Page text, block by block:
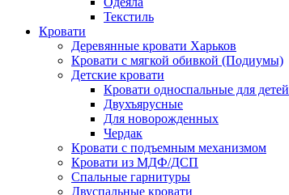
Текстиль
Кровати
Деревянные кровати Харьков
Кровати с мягкой обивкой (Подиумы)
Детские кровати
Кровати односпальные для детей
Двухъярусные
Для новорожденных
Чердак
Кровати с подъемным механизмом
Кровати из МДФ/ДСП
Спальные гарнитуры
Двуспальные кровати